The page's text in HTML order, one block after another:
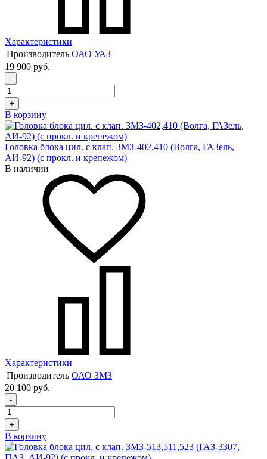
Характеристики
Производитель ОАО УАЗ
19 900 руб.
-
+
В корзину
Головка блока цил. с клап. ЗМЗ-402,410 (Волга, ГАЗель,
АИ-92) (с прокл. и крепежом)
В наличии
Характеристики
Производитель ОАО ЗМЗ
20 100 руб.
-
+
В корзину